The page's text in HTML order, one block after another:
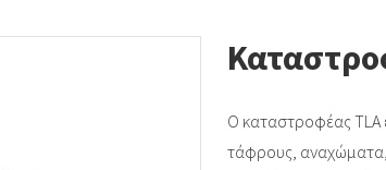
Ο καταστροφέας TLA
τάφρους, αναχώματα,